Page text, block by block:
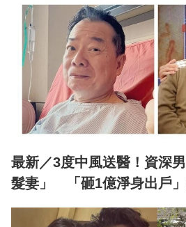
最新／3度中風送醫！資深
髮妻」 「砸1億淨身出戶